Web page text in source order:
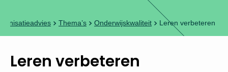
Thema’s Onderwijskwaliteit Leren verbeteren
Leren verbeteren